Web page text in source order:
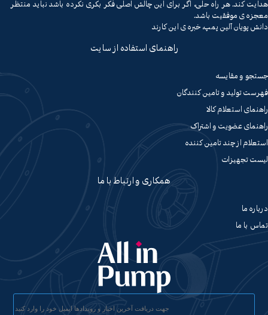
هدایت کند. هر راه حلی، اگر برای این چالش اصلی فکر بکری نکرده باشد نباید منتظر
معجزه ی موفقیت باشد.
دانش پویان آلین پمپ، خبره ی این کارند
راهنمای استفاده از سایت
جستجو و مقایسه
فهرست تولید و تامین کنندگان
راهنمای استعلام کالا
راهنمای عضویت و اشتراک
استعلام از چند تامین کننده
لیست تجهیزات
همکاری و ارتباط با ما
درباره ما
تماس با ما